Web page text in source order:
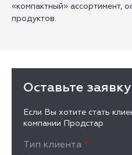
«компактный» ассортимент,
продуктов.
Оставьте заявку
Если Вы хотите стать
компании Продстар
Тип клиента *